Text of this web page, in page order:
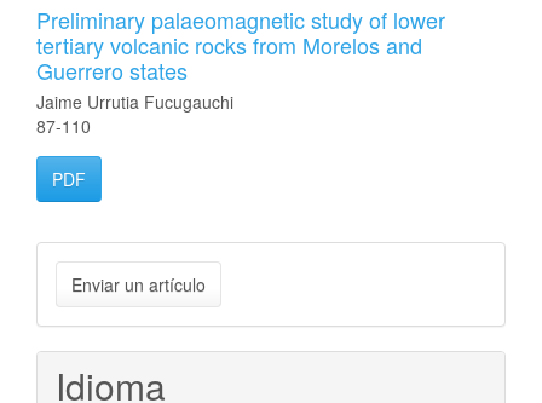
Preliminary palaeomagnetic study of lower
tertiary volcanic rocks from Morelos and
Guerrero states
Jaime Urrutia Fucugauchi
87-110
PDF
Enviar
un
artículo
Enviar un artículo
Idioma